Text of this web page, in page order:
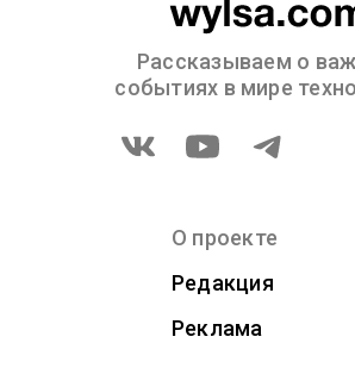
Рассказываем о
событиях в мире
О проекте
Редакция
Реклама